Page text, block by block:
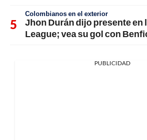
Colombianos en el exterior
Jhon Durán dijo presente en
League; vea su gol con
PUBLICIDAD